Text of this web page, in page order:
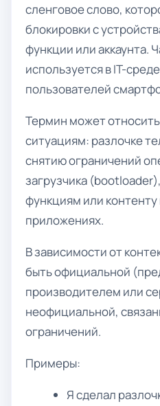
сленговое слово,
блокировки с
функции или аккаунта.
используется в IT-
пользователей
Термин может
ситуациям: разлочке
снятию ограничений
загрузчика
функциям или контенту
приложениях.
В зависимости от
быть официальной
производителем или
неофициальной,
ограничений.
Примеры:
Я сделал